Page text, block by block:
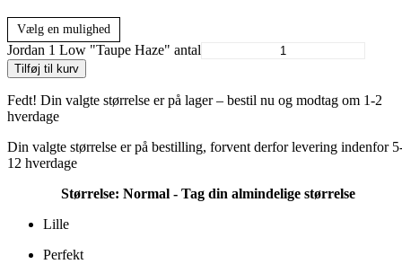
Vælg en mulighed
Jordan 1 Low "Taupe Haze" antal
Tilføj til kurv
Fedt! Din valgte størrelse er på lager – bestil nu og modtag om 1-2
hverdage
Din valgte størrelse er på bestilling, forvent derfor levering indenfor
12 hverdage
Størrelse: Normal - Tag din almindelige størrelse
Lille
Perfekt